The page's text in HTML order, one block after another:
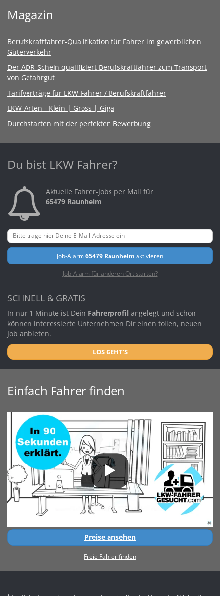
Magazin
Berufskraftfahrer-Qualifikation für Fahrer im gewerblichen
Güterverkehr
Der ADR-Schein qualifiziert Berufskraftfahrer zum Transport
von Gefahrgut
Tarifverträge für LKW-Fahrer / Berufskraftfahrer
LKW-Arten - Klein | Gross | Giga
Durchstarten mit der perfekten Bewerbung
Du bist LKW Fahrer?
Aktuelle Fahrer-Jobs per Mail für
65479 Raunheim
Job-Alarm65479 Raunheim aktivieren
Job-Alarm für anderen Ort starten?
SCHNELL & GRATIS
In nur 1 Minute ist Dein Fahrerprofil angelegt und schon
können interessierte Unternehmen Dir einen tollen, neuen
Job anbieten.
LOS GEHT'S
Einfach Fahrer finden
Preise ansehen
Freie Fahrer finden